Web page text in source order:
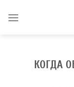
КОГДА